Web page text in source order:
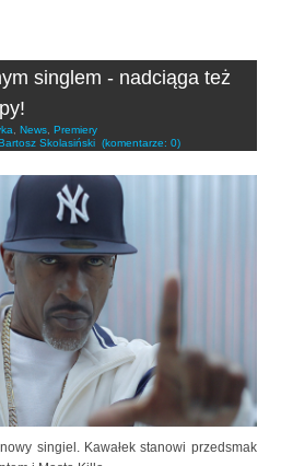
singlem - nadciąga też
, News, Premiery
Bartosz Skolasiński (komentarze: 0)
singiel. Kawałek stanowi przedsmak